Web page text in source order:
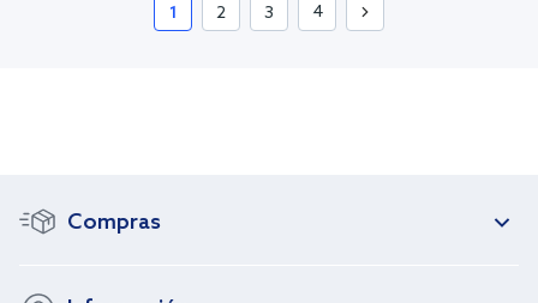
1 2 3 4
Compras